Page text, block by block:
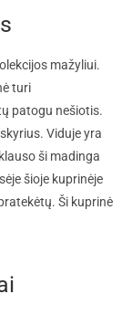
mažyliui.
turi
patogu nešiotis.
Viduje yra
ši madinga
šioje kuprinėje
Ši kuprinė